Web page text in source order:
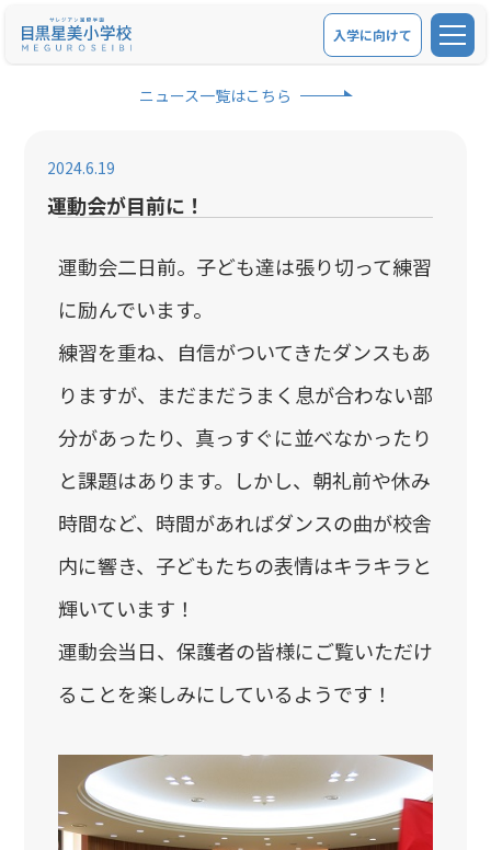
入学に向けて
学校生活
お問い合せ
アクセス
入学に向けて
関連リンク
プライバシーポリシー
ニュース
ニュース一覧はこちら
2024.6.19
運動会が目前に！
運動会二日前。子ども達は張り切って練習
に励んでいます。
練習を重ね、自信がついてきたダンスもあ
りますが、まだまだうまく息が合わない部
分があったり、真っすぐに並べなかったり
と課題はあります。しかし、朝礼前や休み
時間など、時間があればダンスの曲が校舎
内に響き、子どもたちの表情はキラキラと
輝いています！
運動会当日、保護者の皆様にご覧いただけ
ることを楽しみにしているようです！